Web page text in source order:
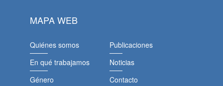
MAPA WEB
Quiénes somos
En qué trabajamos
Género
Publicaciones
Noticias
Contacto